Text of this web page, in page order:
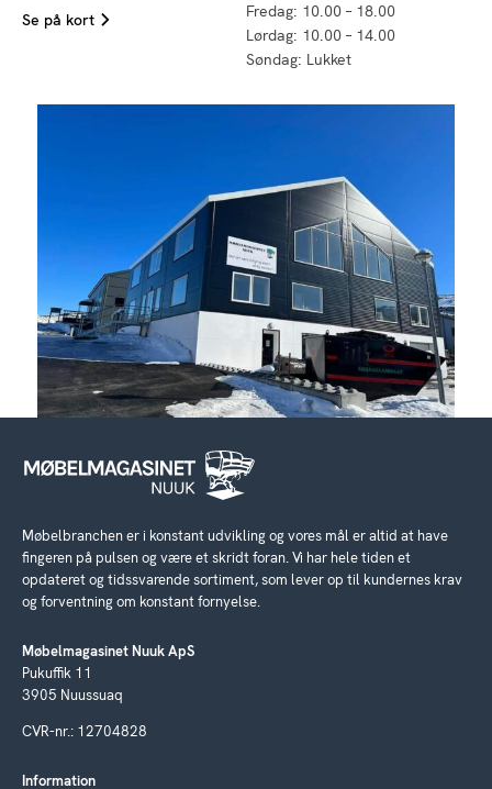
Se på kort
Fredag: 10.00 – 18.00
Lørdag: 10.00 – 14.00
Søndag: Lukket
Møbelbranchen er i konstant udvikling og vores mål er altid at have
fingeren på pulsen og være et skridt foran. Vi har hele tiden et
opdateret og tidssvarende sortiment, som lever op til kundernes krav
og forventning om konstant fornyelse.
Møbelmagasinet Nuuk ApS
Pukuffik 11
3905 Nuussuaq
CVR-nr.: 12704828
Information